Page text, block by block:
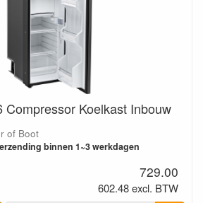
Compressor Koelkast Inbouw
of Boot
binnen 1~3 werkdagen
729.00
602.48 excl. BTW